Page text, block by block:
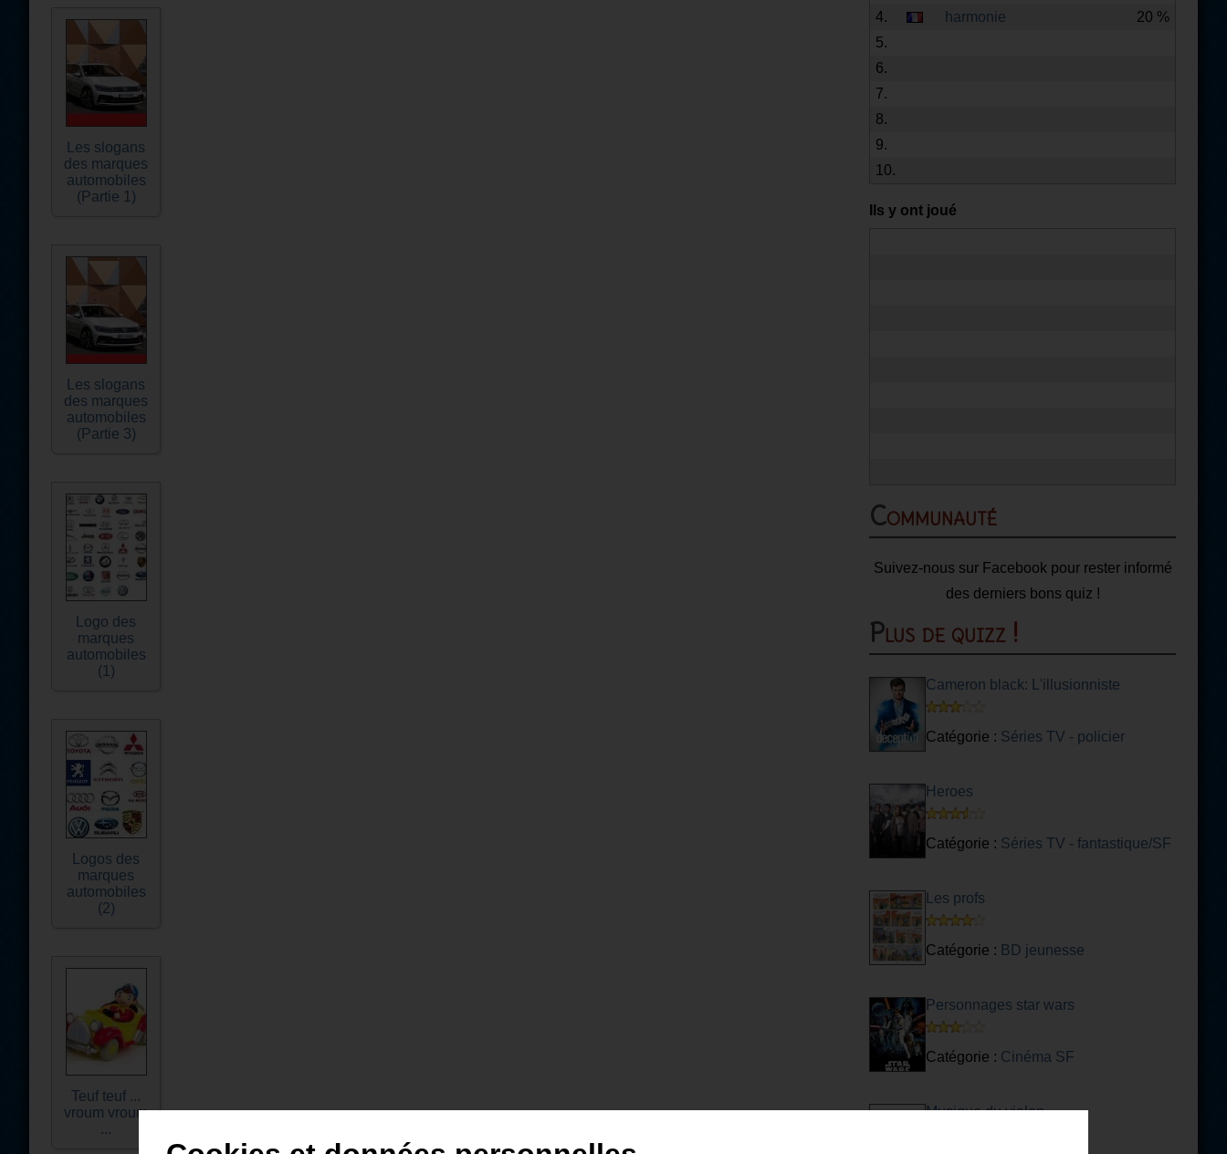
Les slogans
des marques
automobiles
(Partie 1)
Les slogans
des marques
automobiles
(Partie 3)
Logo des
marques
automobiles
(1)
Logos des
marques
automobiles
(2)
Teuf teuf ...
vroum vroum
...
4.
harmonie
20 %
5.
6.
7.
8.
9.
10.
Ils y ont joué
Communauté
Suivez-nous sur Facebook pour rester informé
des derniers bons quiz !
Plus de quizz !
Cameron black: L'illusionniste
Catégorie : Séries TV - policier
Heroes
Catégorie : Séries TV - fantastique/SF
Les profs
Catégorie : BD jeunesse
Personnages star wars
Catégorie : Cinéma SF
Musique du violon